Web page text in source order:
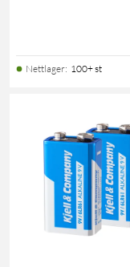
Nettlager: 100+ st